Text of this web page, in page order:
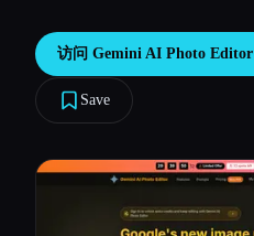
博客
比较工具
访问 Gemini AI Photo Editor
Save